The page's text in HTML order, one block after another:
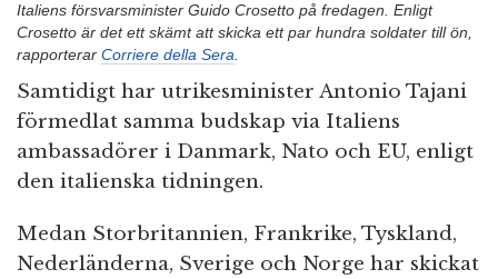
Italiens försvarsminister Guido Crosetto på fredagen. Enligt
Crosetto är det ett skämt att skicka ett par hundra soldater till ön,
rapporterar Corriere della Sera
Samtidigt har utrikesminister Antonio Tajani
förmedlat samma budskap via Italiens
ambassadörer i Danmark, Nato och EU, enligt
den italienska tidningen.
Medan Storbritannien, Frankrike, Tyskland,
Nederländerna, Sverige och Norge har skickat